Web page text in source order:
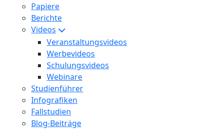
Papiere
Berichte
Videos
Veranstaltungsvideos
Werbevideos
Schulungsvideos
Webinare
Studienführer
Infografiken
Fallstudien
Blog-Beiträge